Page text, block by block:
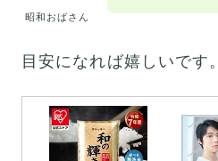
昭和おばさん
目安になれば嬉しいです。